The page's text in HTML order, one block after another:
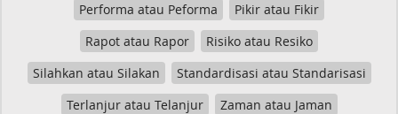
Performa atau Peforma
Pikir atau Fikir
Rapot atau Rapor
Risiko atau Resiko
Silahkan atau Silakan
Standardisasi atau Standarisasi
Terlanjur atau Telanjur
Zaman atau Jaman